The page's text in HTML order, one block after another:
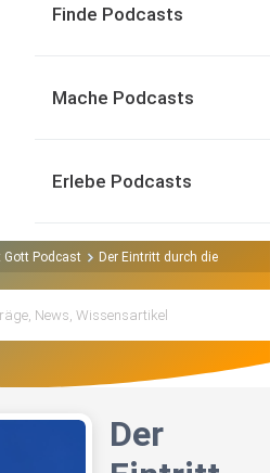
Finde Podcasts
Mache Podcasts
Erlebe Podcasts
Gott Podcast Der Eintritt durch die enge
Der